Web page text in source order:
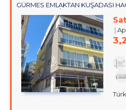
GÜRMES EMLAKTAN KUŞADASI
SATILIK 1+1 DAİRE